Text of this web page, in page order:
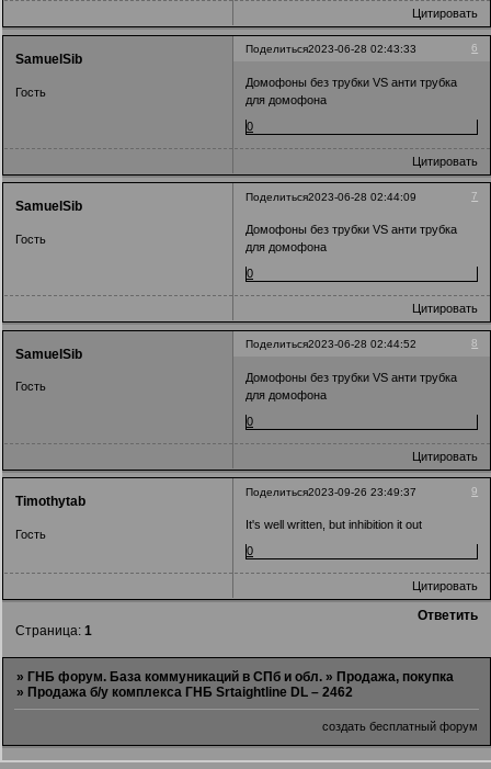
Цитировать
Поделиться 6
2023-06-28 02:43:33
SamuelSib
Гость
Домофоны без трубки VS анти трубка
для домофона
0
Цитировать
Поделиться 7
2023-06-28 02:44:09
SamuelSib
Гость
Домофоны без трубки VS анти трубка
для домофона
0
Цитировать
Поделиться 8
2023-06-28 02:44:52
SamuelSib
Гость
Домофоны без трубки VS анти трубка
для домофона
0
Цитировать
Поделиться 9
2023-09-26 23:49:37
Timothytab
Гость
It's well written, but inhibition it out
0
Цитировать
Ответить
Страница:1
»ГНБ форум. База коммуникаций в СПб и обл. »Продажа, покупка
»Продажа б/у комплекса ГНБ Srtaightline DL – 2462
создать бесплатный форум